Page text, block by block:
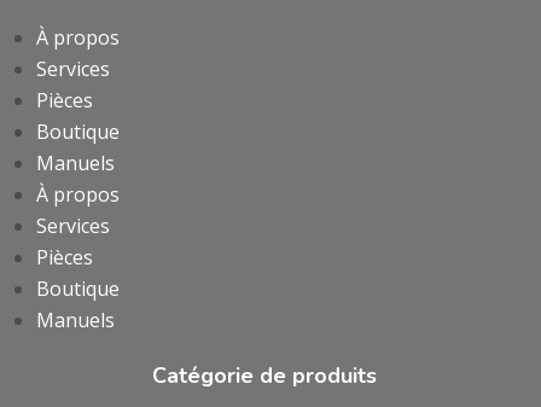
À propos
Services
Pièces
Boutique
Manuels
À propos
Services
Pièces
Boutique
Manuels
Catégorie de produits